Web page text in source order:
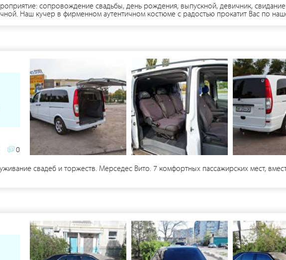
сопровождение свадьбы, день рождения, выпускной, девичник,
Наш кучер в фирменном аутентичном костюме с радостью прокатит Вас по
0
свадеб и торжеств. Мерседес Вито. 7 комфортных пассажирских мест,